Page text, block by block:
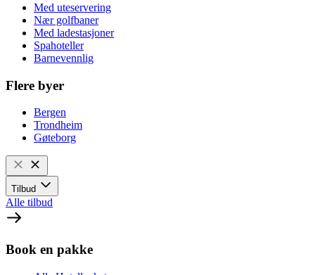
Med uteservering
Nær golfbaner
Med ladestasjoner
Spahoteller
Barnevennlig
Flere byer
Bergen
Trondheim
Gøteborg
Tilbud
Alle tilbud
Book en pakke